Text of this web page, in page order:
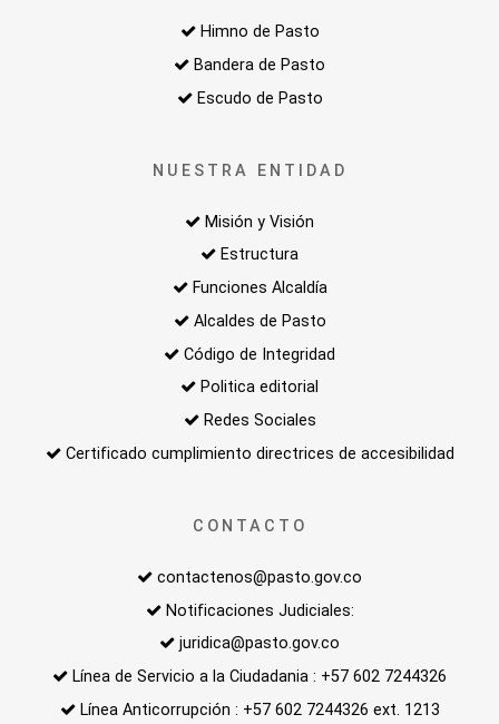
Himno de Pasto
Bandera de Pasto
Escudo de Pasto
NUESTRA ENTIDAD
Misión y Visión
Estructura
Funciones Alcaldía
Alcaldes de Pasto
Código de Integridad
Politica editorial
Redes Sociales
Certificado cumplimiento directrices de accesibilidad
CONTACTO
contactenos@pasto.gov.co
Notificaciones Judiciales:
juridica@pasto.gov.co
Línea de Servicio a la Ciudadania : +57 602 7244326
Línea Anticorrupción : +57 602 7244326 ext. 1213